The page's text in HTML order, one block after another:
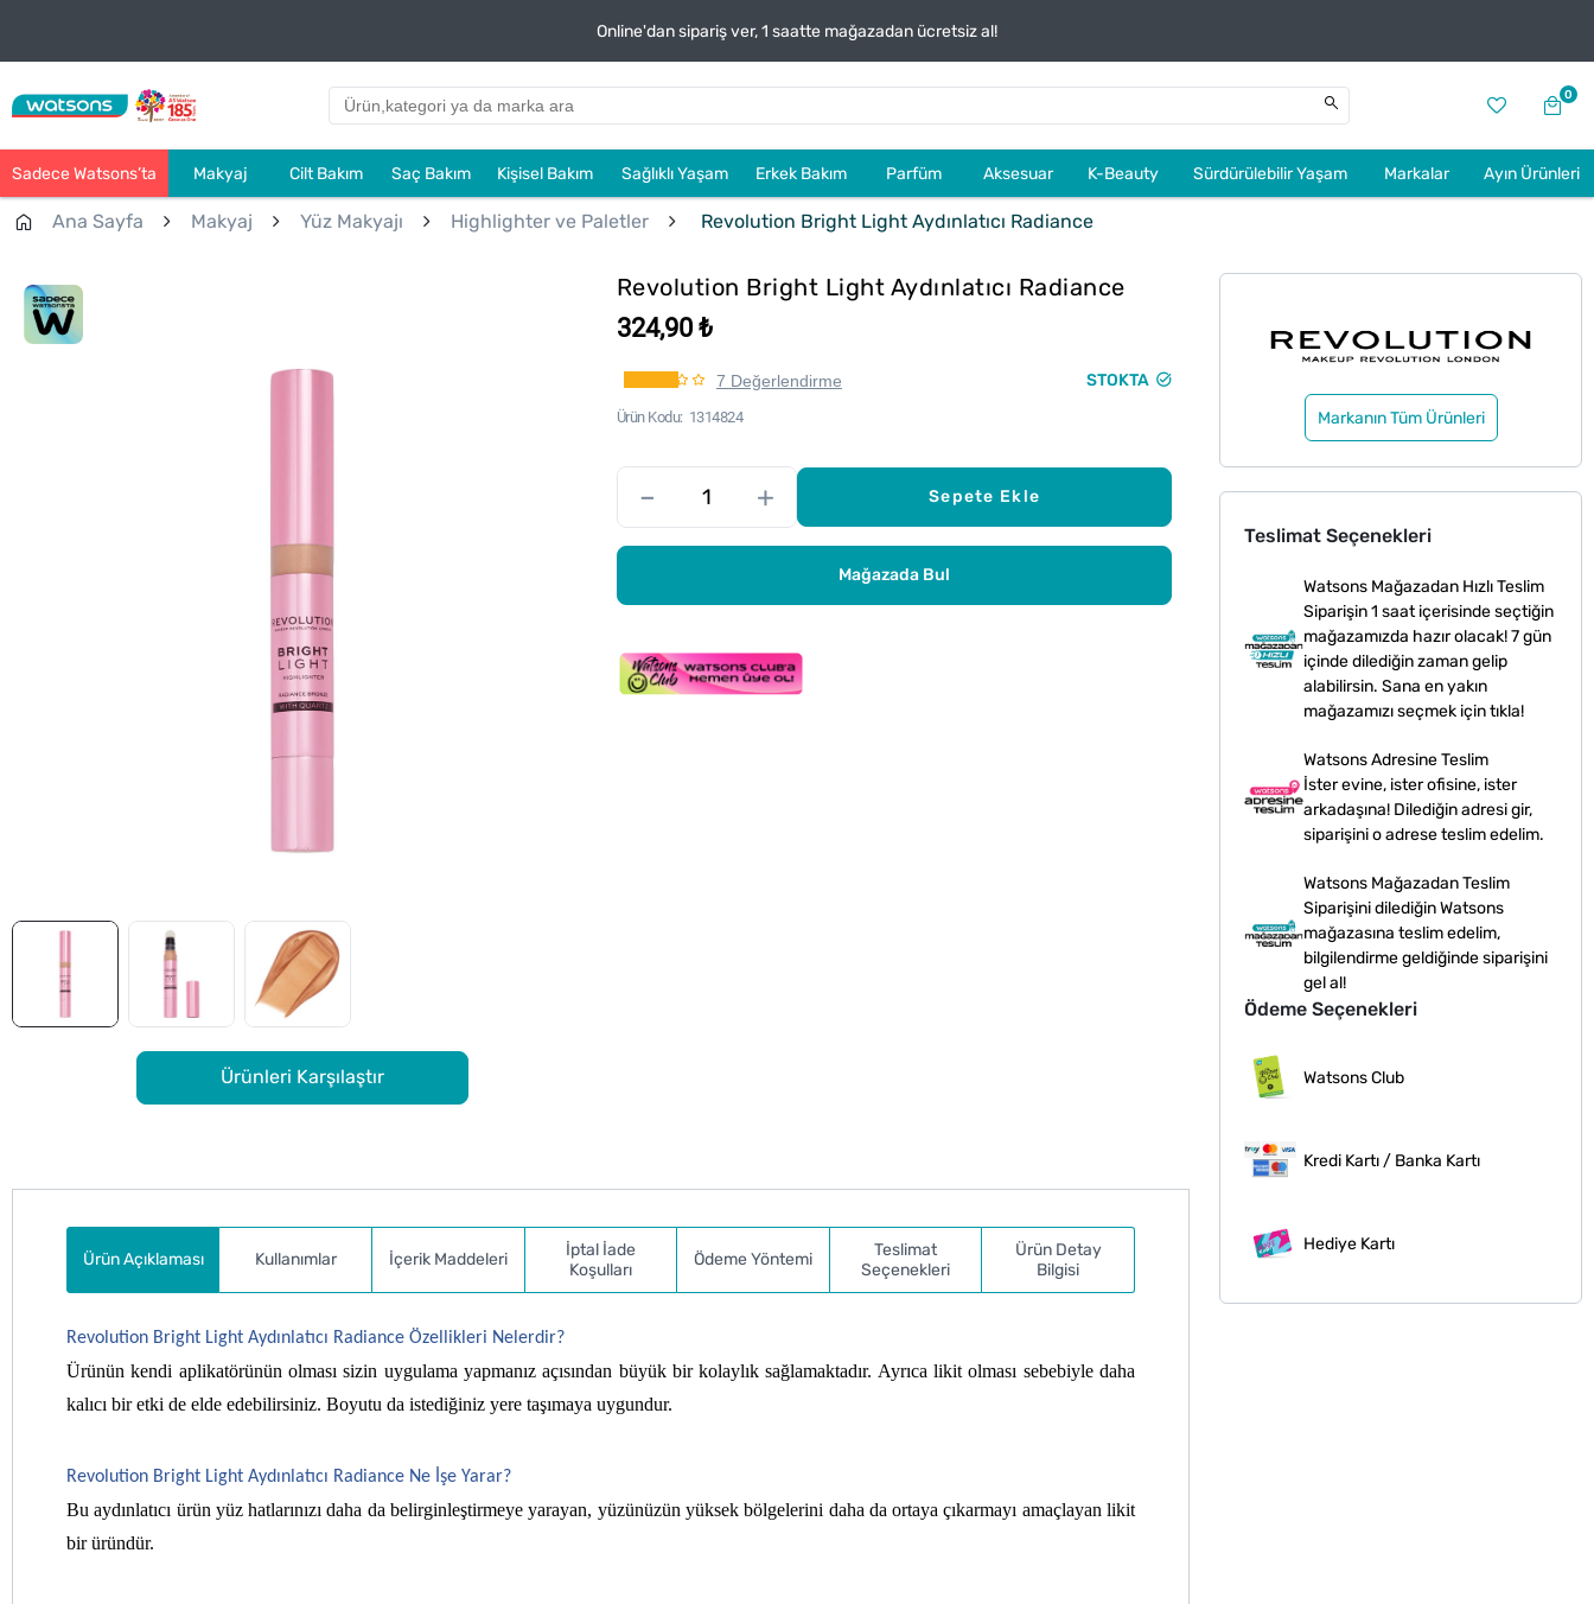
Online'dan sipariş ver, 1 saatte mağazadan ücretsiz al!
0
Sadece Watsons’ta Makyaj Cilt Bakım Saç Bakım Kişisel Bakım Sağlıklı Yaşam Erkek Bakım Parfüm Aksesuar K-Beauty Sürdürülebilir Yaşam Markalar Ayın Ürünleri
Ana Sayfa Makyaj Yüz Makyajı Highlighter ve Paletler Revolution Bright Light Aydınlatıcı Radiance
Ürünleri Karşılaştır
Revolution Bright Light Aydınlatıcı Radiance
324,90 ₺
7 Değerlendirme STOKTA
Ürün Kodu 1314824
– + Sepete Ekle
Mağazada Bul
Markanın Tüm Ürünleri
Teslimat Seçenekleri
Watsons Mağazadan Hızlı Teslim
Siparişin 1 saat içerisinde seçtiğin
mağazamızda hazır olacak! 7 gün
içinde dilediğin zaman gelip
alabilirsin. Sana en yakın
mağazamızı seçmek için tıkla!
Watsons Adresine Teslim
İster evine, ister ofisine, ister
arkadaşına! Dilediğin adresi gir,
siparişini o adrese teslim edelim.
Watsons Mağazadan Teslim
Siparişini dilediğin Watsons
mağazasına teslim edelim,
bilgilendirme geldiğinde siparişini
gel al!
Ödeme Seçenekleri
Watsons Club
Kredi Kartı / Banka Kartı
Hediye Kartı
Ürün Açıklaması
Kullanımlar İçerik Maddeleri
İptal İade
Koşulları
Ödeme Yöntemi
Teslimat
Seçenekleri
Ürün Detay
Bilgisi
Revolution Bright Light Aydınlatıcı Radiance Özellikleri Nelerdir?
Ürünün kendi aplikatörünün olması sizin uygulama yapmanız açısından büyük bir kolaylık sağlamaktadır. Ayrıca likit olması sebebiyle daha
kalıcı bir etki de elde edebilirsiniz. Boyutu da istediğiniz yere taşımaya uygundur.
Revolution Bright Light Aydınlatıcı Radiance Ne İşe Yarar?
Bu aydınlatıcı ürün yüz hatlarınızı daha da belirginleştirmeye yarayan, yüzünüzün yüksek bölgelerini daha da ortaya çıkarmayı amaçlayan likit
bir üründür.